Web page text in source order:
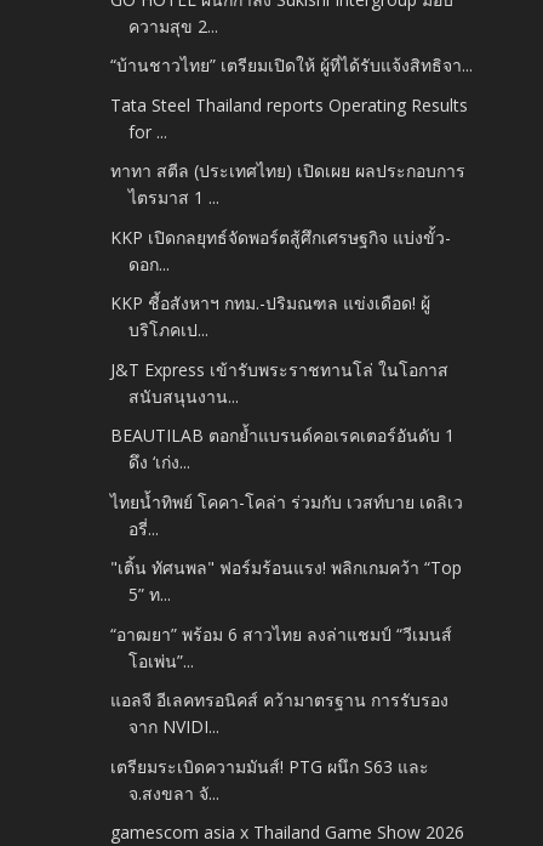
ความสุข 2...
“บ้านชาวไทย” เตรียมเปิดให้ ผู้ที่ได้รับแจ้งสิทธิจา...
Tata Steel Thailand reports Operating Results
for ...
ทาทา สตีล (ประเทศไทย) เปิดเผย ผลประกอบการ
ไตรมาส 1 ...
KKP เปิดกลยุทธ์จัดพอร์ตสู้ศึกเศรษฐกิจ แบ่งขั้ว-
ดอก...
KKP ชี้อสังหาฯ กทม.-ปริมณฑล แข่งเดือด! ผู้
บริโภคเป...
J&T Express เข้ารับพระราชทานโล่ ในโอกาส
สนับสนุนงาน...
BEAUTILAB ตอกย้ำแบรนด์คอเรคเตอร์อันดับ 1
ดึง ‘เก่ง...
ไทยน้ำทิพย์ โคคา-โคล่า ร่วมกับ เวสท์บาย เดลิเว
อรี่...
"เติ้น ทัศนพล" ฟอร์มร้อนแรง! พลิกเกมคว้า “Top
5” ท...
“อาฒยา” พร้อม 6 สาวไทย ลงล่าแชมป์ “วีเมนส์
โอเพ่น”...
แอลจี อีเลคทรอนิคส์ คว้ามาตรฐาน การรับรอง
จาก NVIDI...
เตรียมระเบิดความมันส์! PTG ผนึก S63 และ
จ.สงขลา จั...
gamescom asia x Thailand Game Show 2026